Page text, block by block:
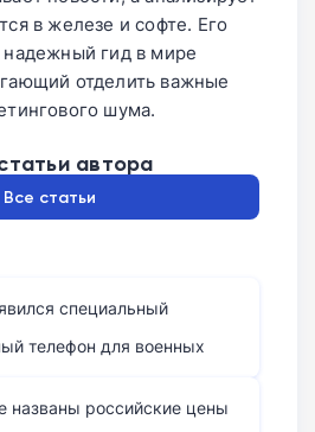
в железе и софте. Его
гид в мире
отделить важные
шума.
автора
Все статьи
специальный
телефон для военных
названы российские цены